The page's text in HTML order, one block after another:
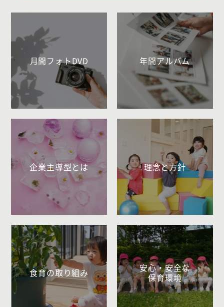
月間フォトDVD 年間アルバム
企業主導型とは 理念と方針
食育の取り組み
安心・安全な
保育環境